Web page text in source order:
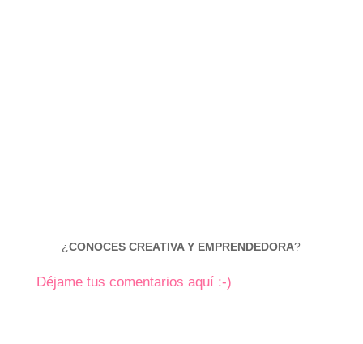
¿CONOCES CREATIVA Y EMPRENDEDORA?
Déjame tus comentarios aquí :-)